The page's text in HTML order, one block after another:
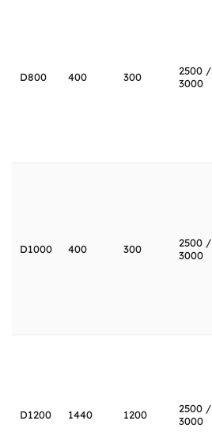
D800 400 300
2500 /
3000
D1000 400 300
2500 /
3000
D1200 1440 1200
2500 /
3000